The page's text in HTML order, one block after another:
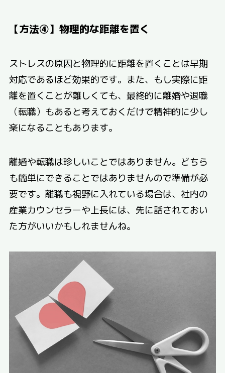
【方法④】物理的な距離を置く
ストレスの原因と物理的に距離を置くことは早期
対応であるほど効果的です。また、もし実際に距
離を置くことが難しくても、最終的に離婚や退職
（転職）もあると考えておくだけで精神的に少し
楽になることもあります。
離婚や転職は珍しいことではありません。どちら
も簡単にできることではありませんので準備が必
要です。離職も視野に入れている場合は、社内の
産業カウンセラーや上長には、先に話されておい
た方がいいかもしれませんね。